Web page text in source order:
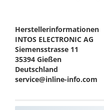
Herstellerinformationen
INTOS ELECTRONIC AG
Siemensstrasse 11
35394 Gießen
Deutschland
service@inline-info.com